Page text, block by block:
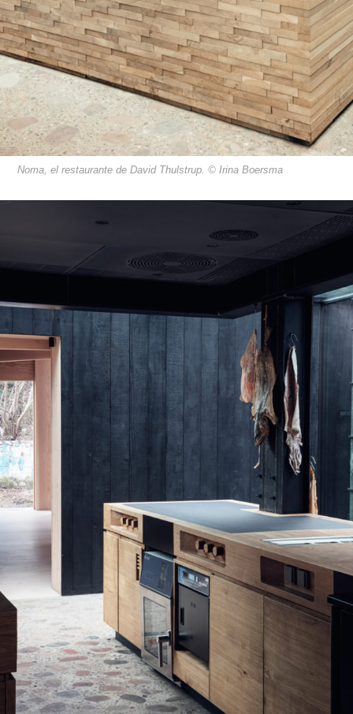
Noma, el restaurante de David Thulstrup. © Irina Boersma